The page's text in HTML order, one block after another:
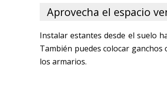
Aprovecha el espacio
Instalar estantes desde el suelo
También puedes colocar
los armarios.